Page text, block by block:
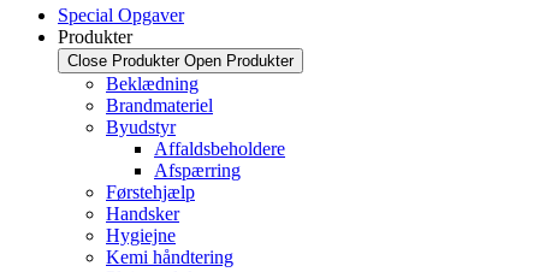
Special Opgaver
Produkter
Close Produkter Open Produkter
Beklædning
Brandmateriel
Byudstyr
Affaldsbeholdere
Afspærring
Førstehjælp
Handsker
Hygiejne
Kemi håndtering